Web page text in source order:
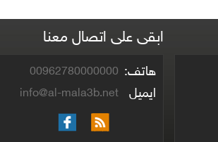
ابقى على اتصال معنا
هاتف: 00962780000000
ايميل info@al-mala3b.net